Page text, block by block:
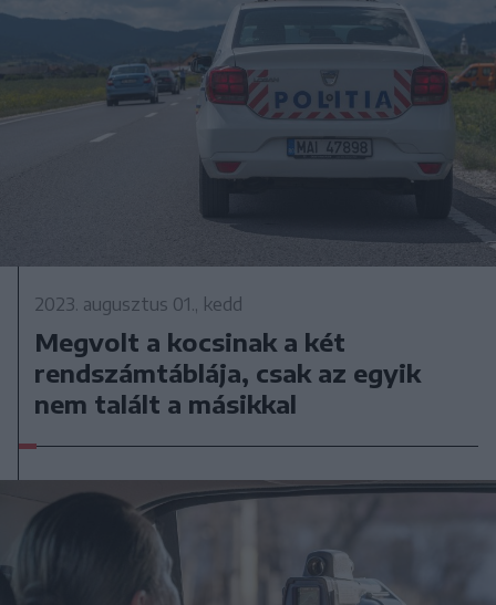
2023. augusztus 01., kedd
Megvolt a kocsinak a két
rendszámtáblája, csak az egyik
nem talált a másikkal